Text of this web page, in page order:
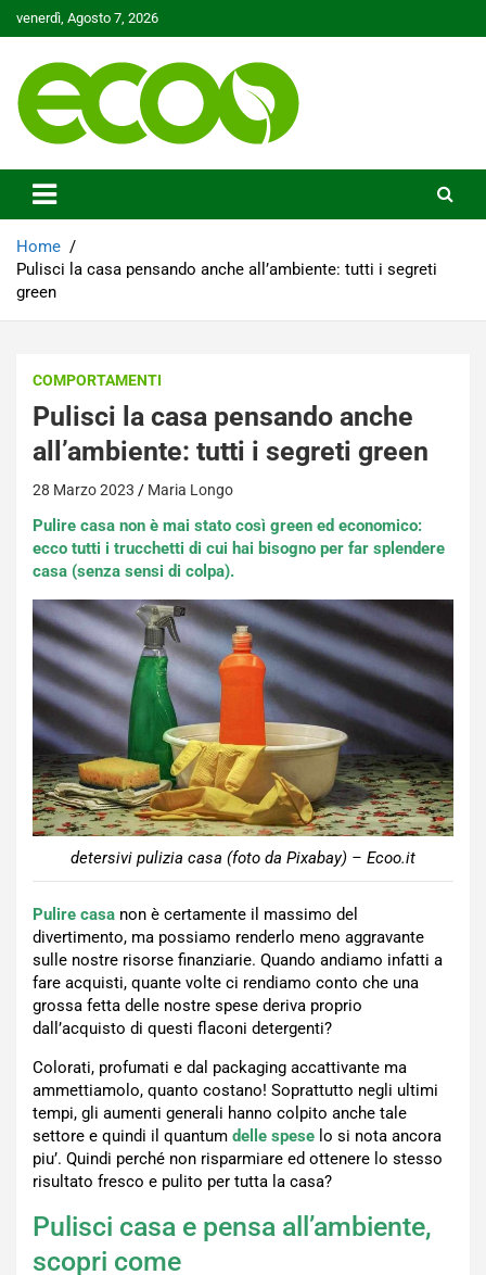
to
venerdì, Agosto 7, 2026
Ecoo.it
Home
Pulisci la casa pensando anche all’ambiente: tutti i segreti
green
COMPORTAMENTI
Pulisci la casa pensando anche
all’ambiente: tutti i segreti green
28 Marzo 2023 Maria Longo
Pulire casa non è mai stato così green ed economico:
ecco tutti i trucchetti di cui hai bisogno per far splendere
casa (senza sensi di colpa).
detersivi pulizia casa (foto da Pixabay) – Ecoo.it
Pulire casa non è certamente il massimo del
divertimento, ma possiamo renderlo meno aggravante
sulle nostre risorse finanziarie. Quando andiamo infatti a
fare acquisti, quante volte ci rendiamo conto che una
grossa fetta delle nostre spese deriva proprio
dall’acquisto di questi flaconi detergenti?
Colorati, profumati e dal packaging accattivante ma
ammettiamolo, quanto costano! Soprattutto negli ultimi
tempi, gli aumenti generali hanno colpito anche tale
settore e quindi il quantum delle spese lo si nota ancora
piu’. Quindi perché non risparmiare ed ottenere lo stesso
risultato fresco e pulito per tutta la casa?
Pulisci casa e pensa all’ambiente,
scopri come